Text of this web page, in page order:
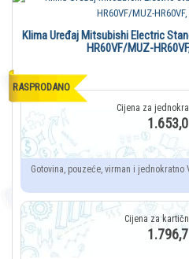
RASPRODANO
Klima Uređaj Mitsubishi Electric
HR60VF/MUZ-
Gotovina, pouzeće, virman i jednokratno